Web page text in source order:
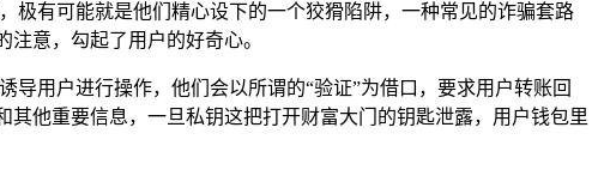
极有可能就是他们精心设下的一个狡猾陷阱，一种常见的诈骗套路
意，勾起了用户的好奇心。
用户进行操作，他们会以所谓的“验证”为借口，要求用户转账回
他重要信息，一旦私钥这把打开财富大门的钥匙泄露，用户钱包里